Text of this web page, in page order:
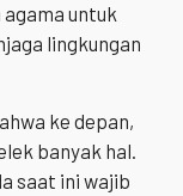
untuk
lingkungan
ke depan,
banyak hal.
saat ini wajib